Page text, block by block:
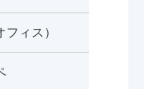
ィス）